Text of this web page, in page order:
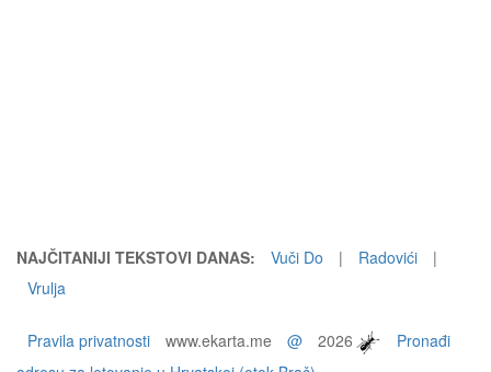
NAJČITANIJI TEKSTOVI DANAS: Vuči Do | Radovići
|
Vrulja
Pravila privatnosti www.ekarta.me @ 2026
Pronađi